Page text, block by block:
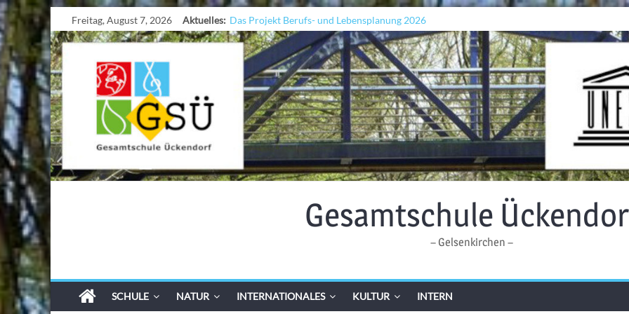
Freitag, August 7, 2026 Aktuelles: Das Projekt Berufs- und Lebensplanung 2026
UNESCO Stadtradeln „Grenzen überwinden“
KCC-Workshop
Sicherheit auf den Wellen: Lehrkräfte bilden sich in Alicante fort
Ferien!!!
Gesamtschule
– Gelsenkirchen –
SCHULE NATUR INTERNATIONALES KULTUR INTERN